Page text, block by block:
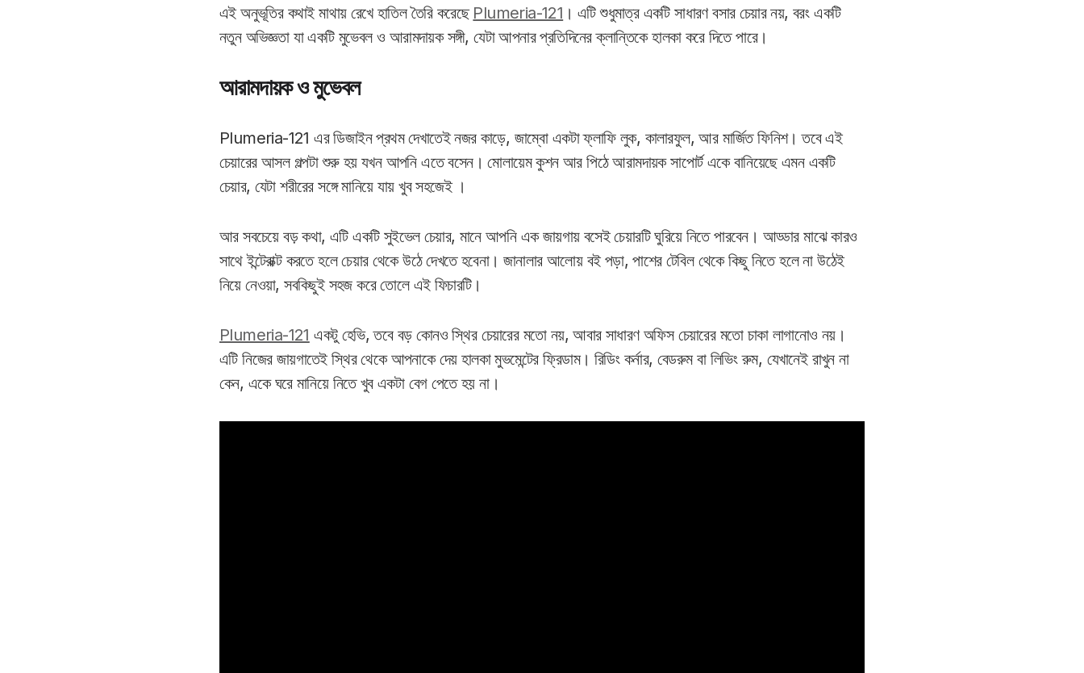
এই অনুভূতির কথাই মাথায় রেখে হাতিল তৈরি করেছে Plumeria-121 । এটি শুধুমাত্র একটি সাধারণ বসার চেয়ার নয়, বরং একটি
নতুন অভিজ্ঞতা যা একটি মুভেবল ও আরামদায়ক সঙ্গী, যেটা আপনার প্রতিদিনের ক্লান্তিকে হালকা করে দিতে পারে।
আরামদায়ক ও মুভেবল
Plumeria-121 এর ডিজাইন প্রথম দেখাতেই নজর কাড়ে, জাম্বো একটা ফ্লাফি লুক, কালারফুল, আর মার্জিত ফিনিশ। তবে এই
চেয়ারের আসল গল্পটা শুরু হয় যখন আপনি এতে বসেন। মোলায়েম কুশন আর পিঠে আরামদায়ক সাপোর্ট একে বানিয়েছে এমন একটি
চেয়ার, যেটা শরীরের সঙ্গে মানিয়ে যায় খুব সহজেই ।
আর সবচেয়ে বড় কথা, এটি একটি সুইভেল চেয়ার, মানে আপনি এক জায়গায় বসেই চেয়ারটি ঘুরিয়ে নিতে পারবেন। আড্ডার মাঝে কারও
সাথে ইন্টেরাক্ট করতে হলে চেয়ার থেকে উঠে দেখতে হবেনা। জানালার আলোয় বই পড়া, পাশের টেবিল থেকে কিছু নিতে হলে না উঠেই
নিয়ে নেওয়া, সবকিছুই সহজ করে তোলে এই ফিচারটি।
Plumeria-121 একটু হেভি, তবে বড় কোনও স্থির চেয়ারের মতো নয়, আবার সাধারণ অফিস চেয়ারের মতো চাকা লাগানোও নয়।
এটি নিজের জায়গাতেই স্থির থেকে আপনাকে দেয় হালকা মুভমেন্টের ফ্রিডাম। রিডিং কর্নার, বেডরুম বা লিভিং রুম, যেখানেই রাখুন না
কেন, একে ঘরে মানিয়ে নিতে খুব একটা বেগ পেতে হয় না।